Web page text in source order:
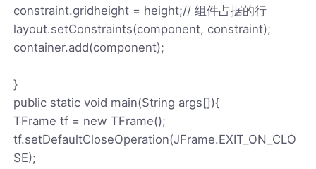
constraint.gridheight = height;// 组件占据的行
layout.setConstraints(component, constraint);
container.add(component);
}
public static void main(String args[]){
TFrame tf = new TFrame();
tf.setDefaultCloseOperation(JFrame.EXIT_ON_CLO
SE);